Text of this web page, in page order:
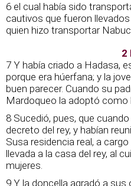
6 el cual había sido
cautivos que fueron
quien hizo transportar
2
7 Y había criado a Hadasa,
porque era húerfana; y la
buen parecer. Cuando su
Mardoqueo la adoptó como
8 Sucedió, pues, que
decreto del rey, y habían
Susa residencia real, a
llevada a la casa del rey, al
mujeres.
9 Y la doncella agradó a sus